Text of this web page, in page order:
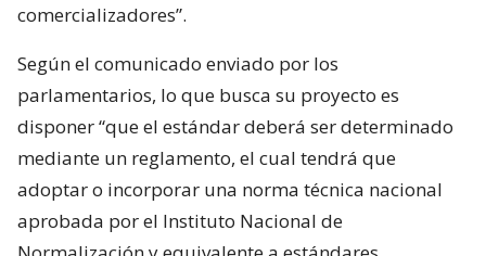
comercializadores”.
Según el comunicado enviado por los
parlamentarios, lo que busca su proyecto es
disponer “que el estándar deberá ser determinado
mediante un reglamento, el cual tendrá que
adoptar o incorporar una norma técnica nacional
aprobada por el Instituto Nacional de